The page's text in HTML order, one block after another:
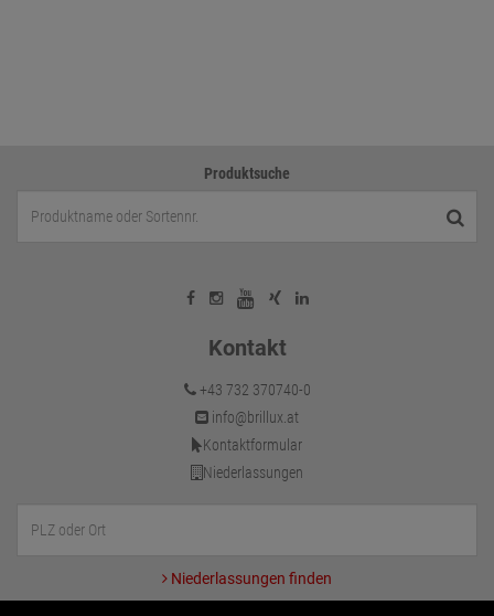
Produktsuche
Kontakt
+43 732 370740-0
info@brillux.at
Kontaktformular
Niederlassungen
Niederlassungen finden